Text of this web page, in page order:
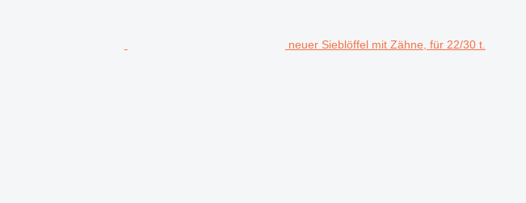
neuer Sieblöffel mit Zähne, für 22/30 t.